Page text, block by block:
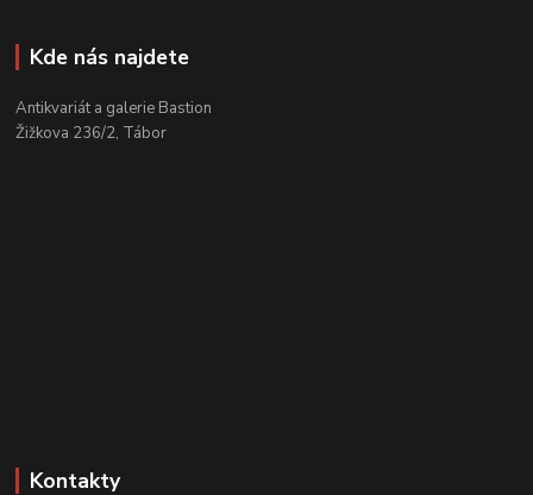
Kde nás najdete
Antikvariát a galerie Bastion
Žižkova 236/2, Tábor
Kontakty